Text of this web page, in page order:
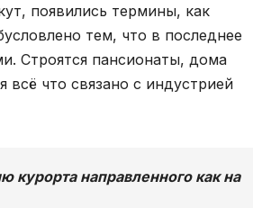
появились термины, как
тем, что в последнее
Строятся пансионаты, дома
всё что связано с индустрией
курорта направленного как на